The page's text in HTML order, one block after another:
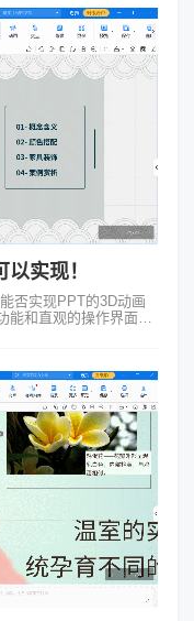
实现！
否实现PPT的3D动画
能和直观的操作界面而